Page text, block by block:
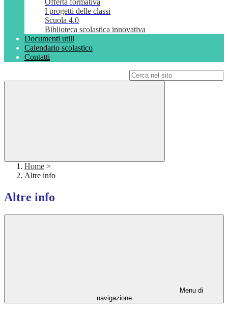
Offerta formativa
I progetti delle classi
Scuola 4.0
Biblioteca scolastica innovativa
Documenti utili
Calendario scolastico
Contatti
Home >
Altre info
Altre info
Menu di
navigazione